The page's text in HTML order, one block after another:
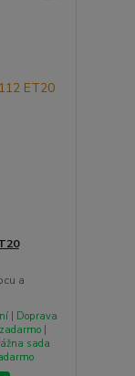
a
| Doprava
|
sada